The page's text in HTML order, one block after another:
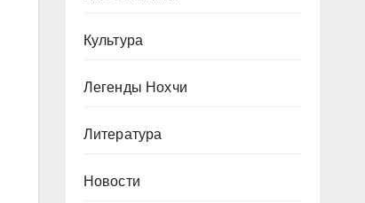
Культура
Легенды Нохчи
Литература
Новости